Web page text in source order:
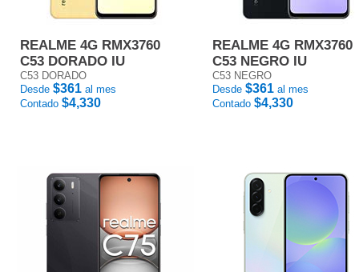
REALME 4G RMX3760
C53 DORADO IU
C53 DORADO
Desde $361 al mes
Contado $4,330
REALME 4G RMX3760
C53 NEGRO IU
C53 NEGRO
Desde $361 al mes
Contado $4,330